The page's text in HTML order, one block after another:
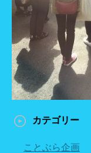
カテゴリー
ことぶら企画